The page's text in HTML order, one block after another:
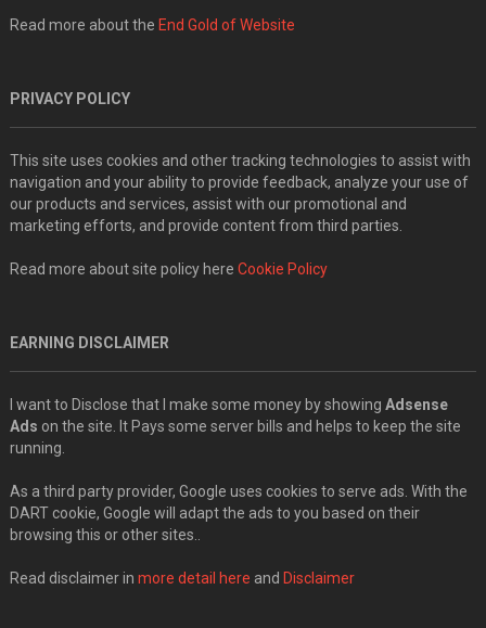
Read more about the End Gold of Website
PRIVACY POLICY
This site uses cookies and other tracking technologies to assist with
navigation and your ability to provide feedback, analyze your use of
our products and services, assist with our promotional and
marketing efforts, and provide content from third parties.
Read more about site policy here Cookie Policy
EARNING DISCLAIMER
I want to Disclose that I make some money by showing Adsense
Ads on the site. It Pays some server bills and helps to keep the site
running.
As a third party provider, Google uses cookies to serve ads. With the
DART cookie, Google will adapt the ads to you based on their
browsing this or other sites..
Read disclaimer in more detail here and Disclaimer